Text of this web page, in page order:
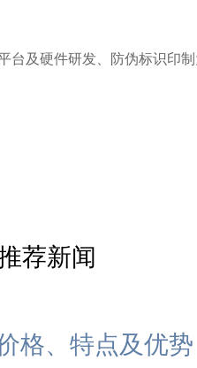
台及硬件研发、防伪标识印
荐新闻
格、特点及优势